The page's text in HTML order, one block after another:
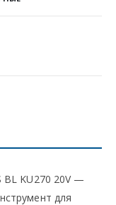
BL KU270 20V —
для